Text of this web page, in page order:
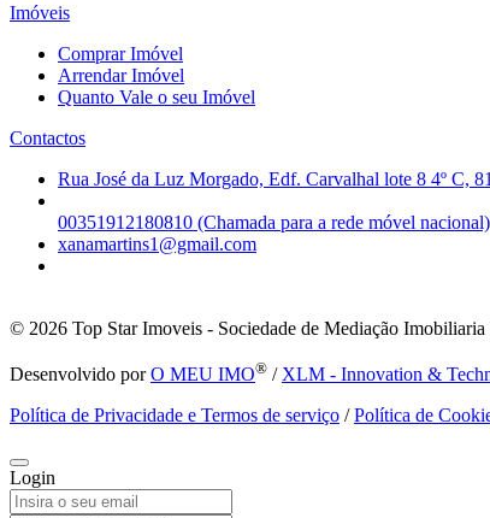
Imóveis
Comprar Imóvel
Arrendar Imóvel
Quanto Vale o seu Imóvel
Contactos
Rua José da Luz Morgado, Edf. Carvalhal lote 8 4º C,
00351912180810 (Chamada para a rede móvel nacional)
xanamartins1@gmail.com
© 2026 Top Star Imoveis - Sociedade de Mediação
Desenvolvido porO MEU IMO® / XLM - Innovation &
Política de Privacidade e Termos de serviço /Política de
Login